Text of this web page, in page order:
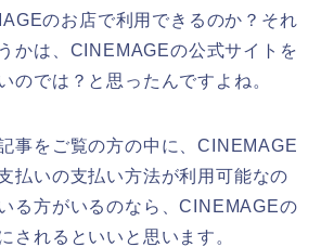
のお店で利用できるのか？それ
かは、CINEMAGEの公式サイトを
のでは？と思ったんですよね。
事をご覧の方の中に、CINEMAGE
払いの支払い方法が利用可能なの
る方がいるのなら、CINEMAGEの
されるといいと思います。